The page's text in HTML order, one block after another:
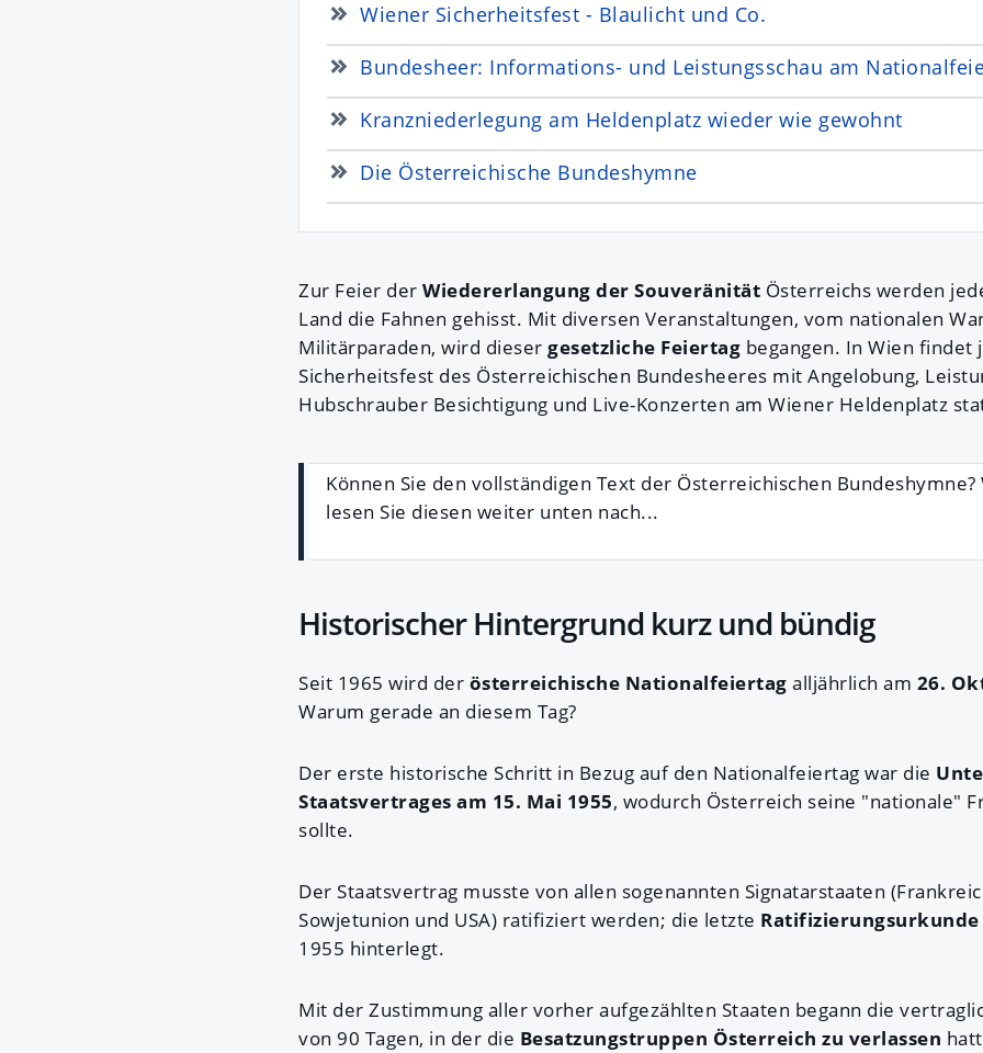
Wiener Sicherheitsfest - Blaulicht und Co.
Bundesheer: Informations- und Leistungsschau am
Kranzniederlegung am Heldenplatz wieder wie gewohnt
Die Österreichische Bundeshymne
Zur Feier der Wiedererlangung der Souveränität Österreichs werden
Land die Fahnen gehisst. Mit diversen Veranstaltungen, vom nationalen
Militärparaden, wird dieser gesetzliche Feiertag begangen. In Wien findet
Sicherheitsfest des Österreichischen Bundesheeres mit Angelobung,
Hubschrauber Besichtigung und Live-Konzerten am Wiener Heldenplatz
Können Sie den vollständigen Text der Österreichischen
lesen Sie diesen weiter unten nach...
Historischer Hintergrund kurz und bündig
Seit 1965 wird der österreichische Nationalfeiertag alljährlich am 26.
Warum gerade an diesem Tag?
Der erste historische Schritt in Bezug auf den Nationalfeiertag war die
Staatsvertrages am 15. Mai 1955, wodurch Österreich seine "nationale"
sollte.
Der Staatsvertrag musste von allen sogenannten Signatarstaaten
Sowjetunion und USA) ratifiziert werden; die letzte Ratifizierungsurkunde
1955 hinterlegt.
Mit der Zustimmung aller vorher aufgezählten Staaten begann die
von 90 Tagen, in der die Besatzungstruppen Österreich zu verlassen